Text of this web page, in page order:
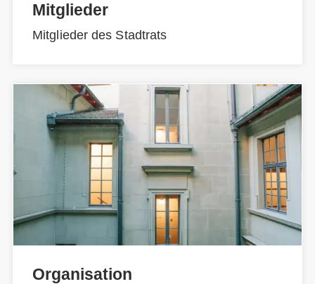
Mitglieder
Mitglieder des Stadtrats
Organisation